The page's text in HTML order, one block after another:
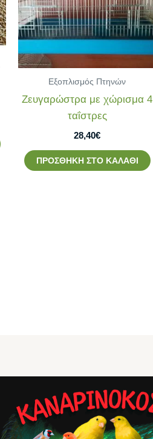
Εξοπλισμός Πτηνών
Ζευγαρώστρα με χώρισμα 4
ταΐστρες
28,40€
ΠΡΟΣΘΉΚΗ ΣΤΟ ΚΑΛΆΘΙ